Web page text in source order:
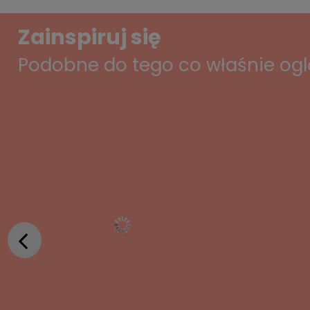
Zainspiruj się
Podobne do tego co właśnie